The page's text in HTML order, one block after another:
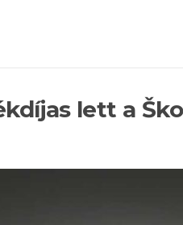
lett a